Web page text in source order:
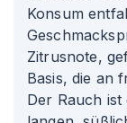
Konsum
Zitrusnote,
Basis, die an
Der Rauch ist